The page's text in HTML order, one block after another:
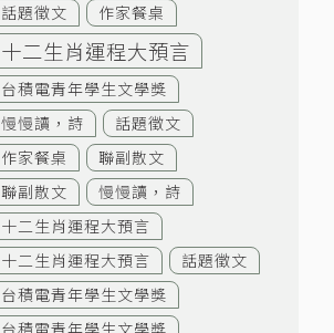
話題徵文 作家餐桌
十二生肖運程大預言
台積電青年學生文學獎
慢慢讀，詩
話題徵文
作家餐桌
聯副散文
聯副散文
慢慢讀，詩
十二生肖運程大預言
十二生肖運程大預言
話題徵文
台積電青年學生文學獎
台積電青年學生文學獎